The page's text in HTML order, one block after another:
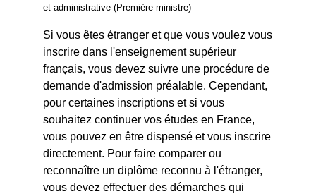
et administrative (Première ministre)
Si vous êtes étranger et que vous voulez vous
inscrire dans l'enseignement supérieur
français, vous devez suivre une procédure de
demande d'admission préalable. Cependant,
pour certaines inscriptions et si vous
souhaitez continuer vos études en France,
vous pouvez en être dispensé et vous inscrire
directement. Pour faire comparer ou
reconnaître un diplôme reconnu à l'étranger,
vous devez effectuer des démarches qui